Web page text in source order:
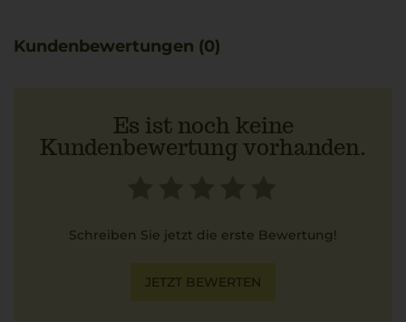
alla Milanese.
Kundenbewertungen (0)
Es ist noch keine
Kundenbewertung vorhanden.
Schreiben Sie jetzt die erste Bewertung!
JETZT BEWERTEN